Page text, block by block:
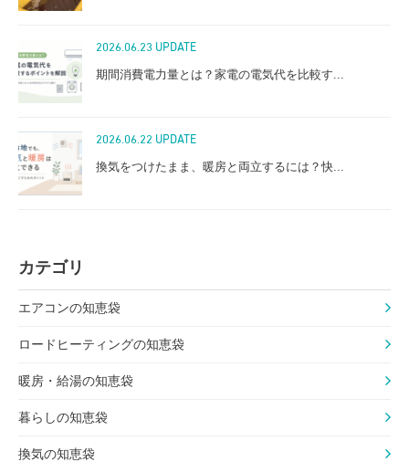
2026.06.23 UPDATE
期間消費電力量とは？家電の電気代を比較す...
2026.06.22 UPDATE
換気をつけたまま、暖房と両立するには？快...
カテゴリ
エアコンの知恵袋
ロードヒーティングの知恵袋
暖房・給湯の知恵袋
暮らしの知恵袋
換気の知恵袋